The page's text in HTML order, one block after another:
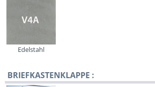
Edelstahl
BRIEFKASTENKLAPPE :